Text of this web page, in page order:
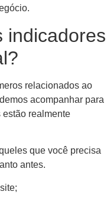
indicadores
relacionados ao
acompanhar para
realmente
que você precisa
antes.